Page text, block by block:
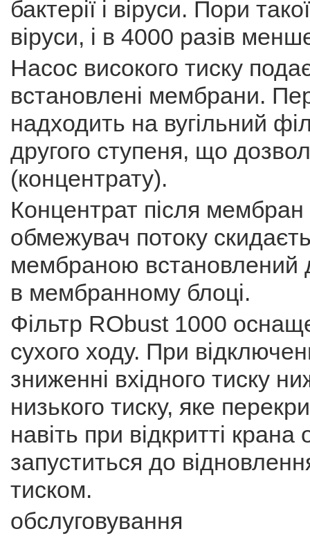
бактерії і віруси. Пори
віруси, і в 4000 разів
Насос високого тиску
встановлені мембрани.
надходить на вугільний
другого ступеня, що
(концентрату).
Концентрат після
обмежувач потоку
мембраною встановлений
в мембранному блоці.
Фільтр RObust 1000
сухого ходу. При
зниженні вхідного тиску
низького тиску, яке
навіть при відкритті
запуститься до
тиском.
обслуговування